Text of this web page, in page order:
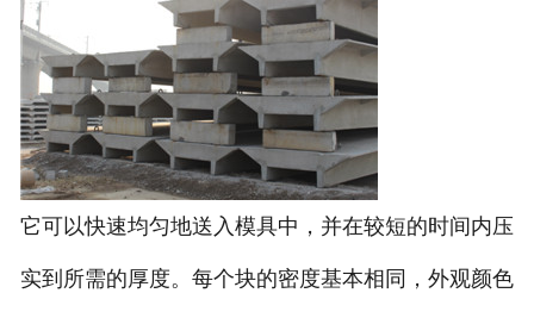
它可以快速均匀地送入模具中，并在较短的时间内压
实到所需的厚度。每个块的密度基本相同，外观颜色